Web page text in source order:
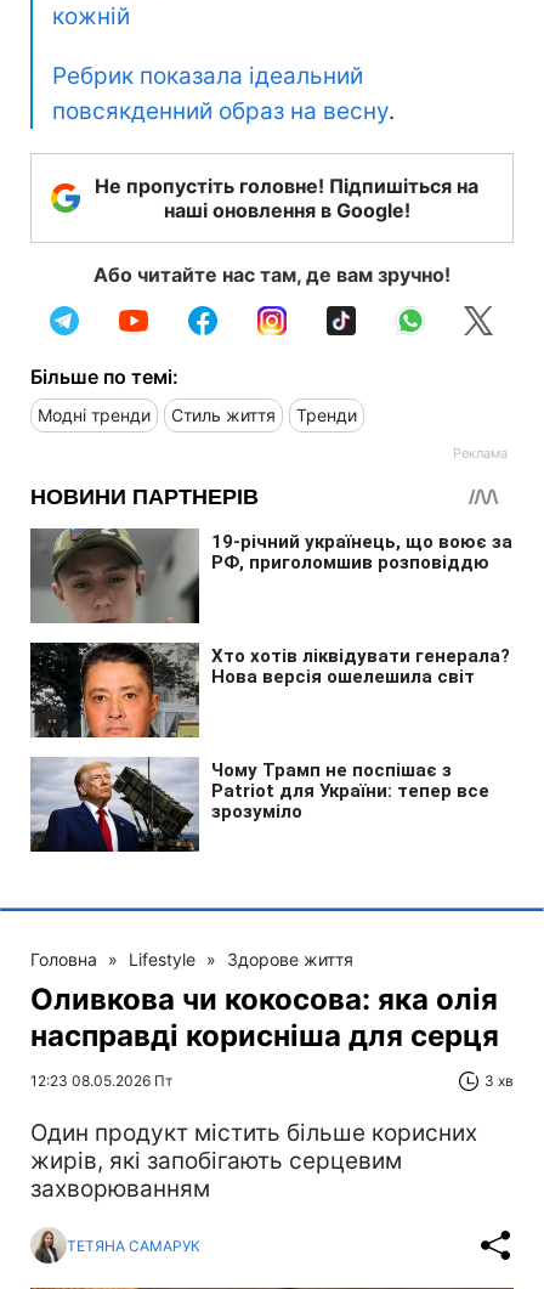
кожній
Ребрик показала ідеальний
повсякденний образ на весну.
Не пропустіть головне! Підпишіться на
наші оновлення в Google!
Або читайте нас там, де вам зручно!
Більше по темі:
Модні тренди Стиль життя Тренди
Головна » Lifestyle » Здорове життя
Оливкова чи кокосова: яка олія
насправді корисніша для серця
12:23 08.05.2026 Пт 3 хв
Один продукт містить більше корисних
жирів, які запобігають серцевим
захворюванням
ТЕТЯНА САМАРУК